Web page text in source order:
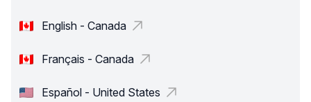
English - Canada
Français - Canada
Español - United States